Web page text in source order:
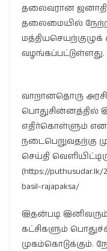
தலைவரான
தலைமையில்
மத்தியசெயற்குழுக்
வழங்கப்பட்டுள்ளது.
வாறானதொரு
பொதுசின்னத்தில்
எதிர்கொள்ளும் என
நடைபெறுவதற்கு
செய்தி
(https://puthusudar.lk/
basil-rajapaksa/
இதன்படி இனிவரும்
கட்சிகளும்
முகம்கொடுக்கும்.